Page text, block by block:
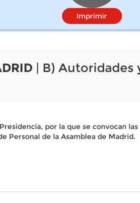
Imprimir
| B) Autoridades
por la que se convocan
Personal de la Asamblea de Madrid.